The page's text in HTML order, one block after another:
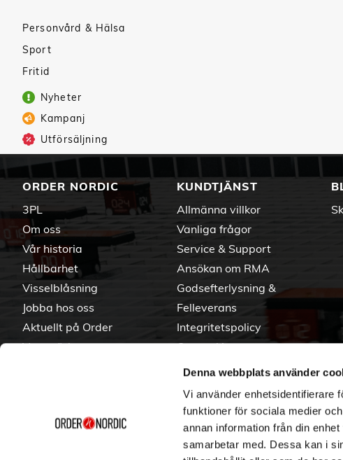
Denna webbplats använder
Vi använder enhetsidentifierare
funktioner för sociala medier
annan information från din
samarbetar med. Dessa kan i
Personvård & Hälsa
Sport
Fritid
Nyheter
Kampanj
Utförsäljning
ORDER NORDIC
3PL
Om oss
Vår historia
Hållbarhet
Visselblåsning
Jobba hos oss
Aktuellt på Order
Varumärken
KUNDTJÄNST
Allmänna villkor
Vanliga frågor
Service & Support
Ansökan om RMA
Godsefterlysning &
Felleverans
Integritetspolicy
Om cookies